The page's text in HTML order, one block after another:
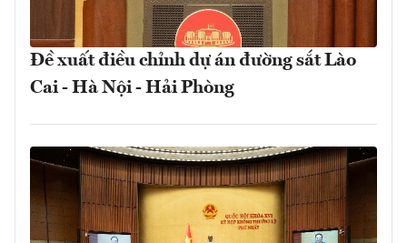
Đề xuất điều chỉnh dự án đường sắt Lào
Cai - Hà Nội - Hải Phòng